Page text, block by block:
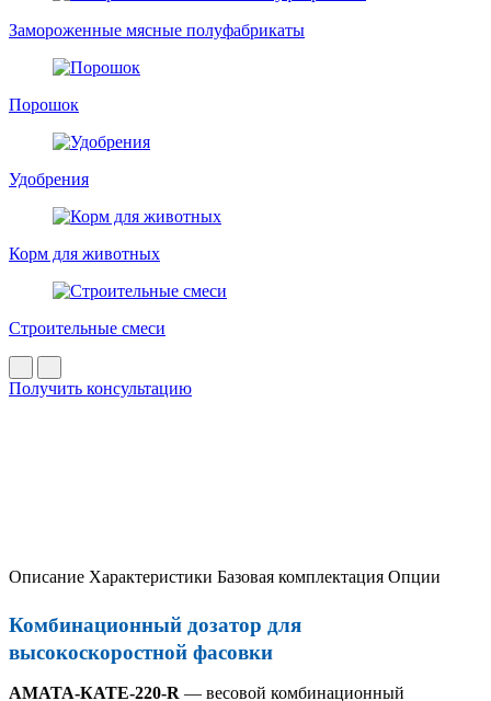
Замороженные мясные полуфабрикаты
Порошок
Удобрения
Корм для животных
Строительные смеси
Получить консультацию
Описание Характеристики Базовая комплектация Опции
Комбинационный дозатор для
высокоскоростной фасовки
AMATA-КАТЕ-220-R — весовой комбинационный